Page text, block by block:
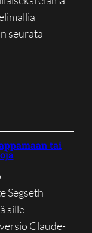
seurata
tai
Segseth
sille
Claude-